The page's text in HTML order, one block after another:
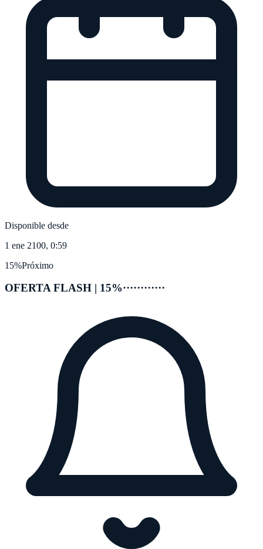
Disponible desde
1 ene 2100, 0:59
15%Próximo
OFERTA FLASH | 15%············